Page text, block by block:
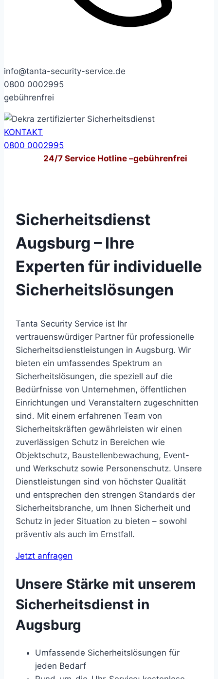
info@tanta-security-service.de
0800 0002995
gebührenfrei
KONTAKT
0800 0002995
24/7Service Hotline –gebührenfrei
Sicherheitsdienst
Augsburg – Ihre
Experten für individuelle
Sicherheitslösungen
Tanta Security Service ist Ihr
vertrauenswürdiger Partner für professionelle
Sicherheitsdienstleistungen in Augsburg. Wir
bieten ein umfassendes Spektrum an
Sicherheitslösungen, die speziell auf die
Bedürfnisse von Unternehmen, öffentlichen
Einrichtungen und Veranstaltern zugeschnitten
sind. Mit einem erfahrenen Team von
Sicherheitskräften gewährleisten wir einen
zuverlässigen Schutz in Bereichen wie
Objektschutz, Baustellenbewachung, Event-
und Werkschutz sowie Personenschutz. Unsere
Dienstleistungen sind von höchster Qualität
und entsprechen den strengen Standards der
Sicherheitsbranche, um Ihnen Sicherheit und
Schutz in jeder Situation zu bieten – sowohl
präventiv als auch im Ernstfall.
Jetzt anfragen
Unsere Stärke mit unserem
Sicherheitsdienst in
Augsburg
Umfassende Sicherheitslösungen für
jeden Bedarf